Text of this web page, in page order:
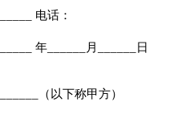
电话：
年______月______日
（以下称甲方）